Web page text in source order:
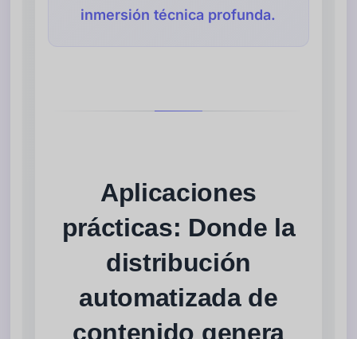
inmersión técnica profunda.
Aplicaciones
prácticas: Donde la
distribución
automatizada de
contenido genera